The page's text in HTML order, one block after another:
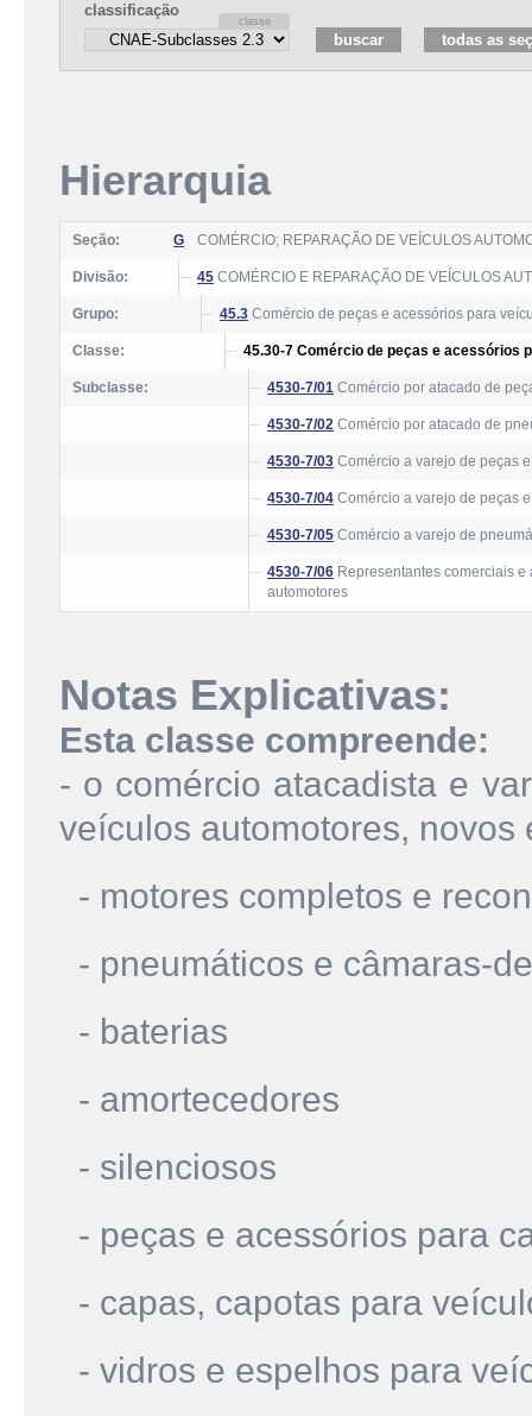
classificação
Hierarquia
Seção: G COMÉRCIO; REPARAÇÃO DE VEÍCULOS
Divisão: 45 COMÉRCIO E REPARAÇÃO DE VEÍCULOS
Grupo: 45.3 Comércio de peças e acessórios para
Classe: 45.30-7 Comércio de peças e acessórios
Subclasse: 4530-7/01 Comércio por atacado de
4530-7/02 Comércio por atacado de
4530-7/03 Comércio a varejo de peças
4530-7/04 Comércio a varejo de peças
4530-7/05 Comércio a varejo de
4530-7/06 Representantes comerciais
automotores
Notas Explicativas:
Esta classe compreende:
- o comércio atacadista e
veículos automotores, novos
- motores completos e
- pneumáticos e câmaras-
- baterias
- amortecedores
- silenciosos
- peças e acessórios para
- capas, capotas para
- vidros e espelhos para